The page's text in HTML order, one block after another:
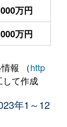
万円
万円
報 （http
て作成
年1～12